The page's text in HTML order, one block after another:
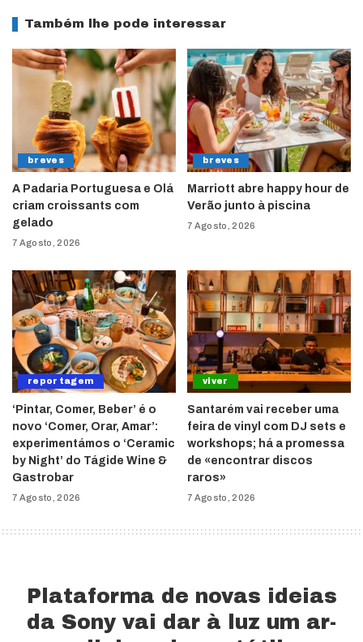
Também lhe pode interessar
breves
A Padaria Portuguesa e Olá
criam croissants com
gelado
7 Agosto, 2026
breves
Marriott abre happy hour de
Verão junto à piscina
7 Agosto, 2026
reportagem
‘Pintar, Comer, Beber’ é o
novo ‘Comer, Orar, Amar’:
experimentámos o ‘Ceramic
by Night’ do Tágide Wine &
Gastrobar
7 Agosto, 2026
viver
Santarém vai receber uma
feira de vinyl com DJ sets e
workshops; há a promessa
de «encontrar discos
raros»
7 Agosto, 2026
Plataforma de novas ideias
da Sony vai dar à luz um ar-